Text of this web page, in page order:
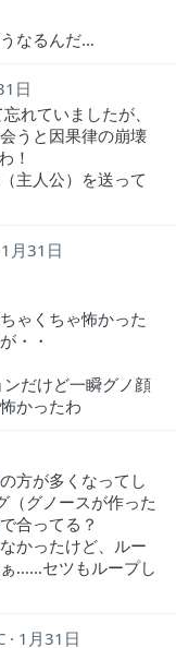
なるんだ…
日
れていましたが、
うと因果律の崩壊
！
主人公）を送って
1月31日
ゃくちゃ怖かった
・・
だけど一瞬グノ顔
かったわ
方が多くなってし
（グノースが作った
合ってる？
かったけど、ルー
……セツもループし
1月31日